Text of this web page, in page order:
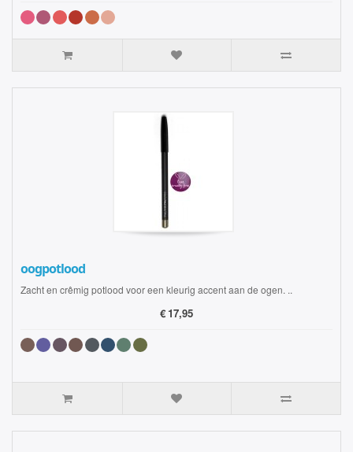
oogpotlood
Zacht en crêmig potlood voor een kleurig accent aan de ogen. ..
€ 17,95